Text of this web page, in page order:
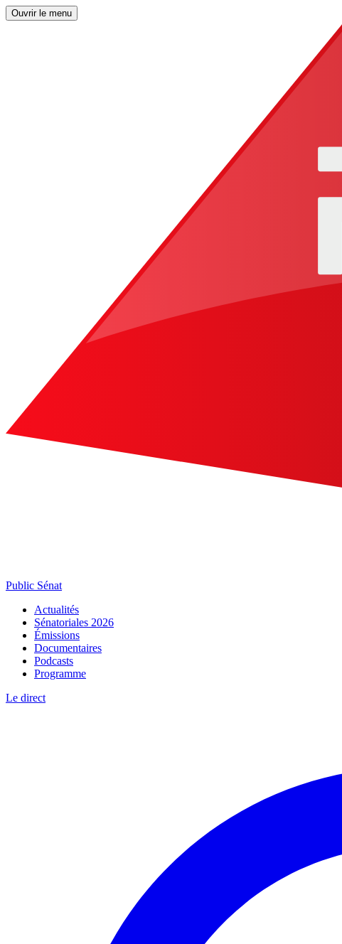
Ouvrir le menu
Public Sénat
Actualités
Sénatoriales 2026
Émissions
Documentaires
Podcasts
Programme
Le direct